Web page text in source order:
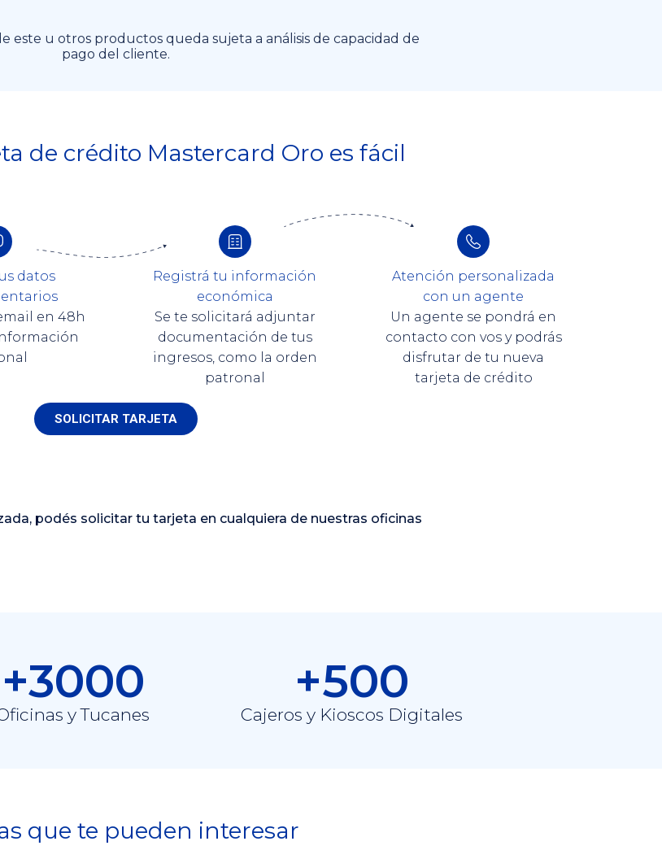
este u otros productos queda sujeta a análisis de capacidad de
pago del cliente.
de crédito Mastercard Oro es fácil
datos
en 48h
Registrá tu información
económica
Se te solicitará adjuntar
documentación de tus
ingresos, como la orden
patronal
Atención personalizada
con un agente
Un agente se pondrá en
contacto con vos y podrás
disfrutar de tu nueva
tarjeta de crédito
SOLICITAR TARJETA
podés solicitar tu tarjeta en cualquiera de nuestras oficinas
+3000
y Tucanes
+500
Cajeros y Kioscos Digitales
que te pueden interesar